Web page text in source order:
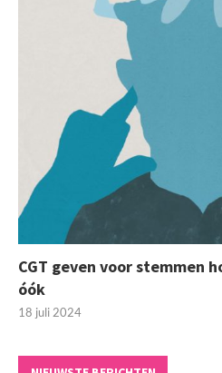
CGT geven voor stemmen
óók
18 juli 2024